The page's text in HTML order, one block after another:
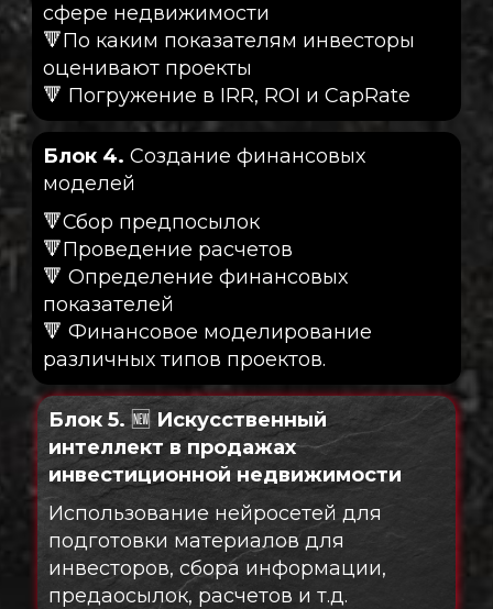
сфере недвижимости
🔻По каким показателям инвесторы
оценивают проекты
🔻 Погружение в IRR, ROI и CapRate
Блок 4.Создание финансовых
моделей
🔻Сбор предпосылок
🔻Проведение расчетов
🔻 Определение финансовых
показателей
🔻 Финансовое моделирование
различных типов проектов.
Блок 5.🆕 Искусственный
интеллект в продажах
инвестиционной недвижимости
Использование нейросетей для
подготовки материалов для
инвесторов, сбора информации,
предаосылок, расчетов и т.д.